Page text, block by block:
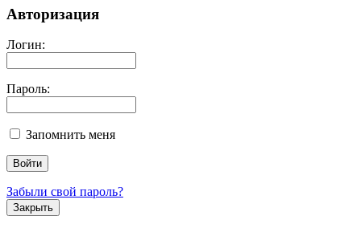
Авторизация
Логин:
Пароль:
Запомнить меня
Забыли свой пароль?
Закрыть